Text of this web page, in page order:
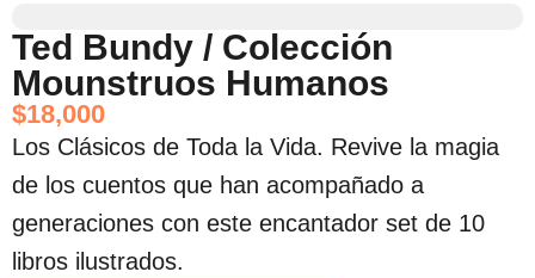
Ted Bundy / Colección
Mounstruos Humanos
$18,000
Los Clásicos de Toda la Vida. Revive la magia
de los cuentos que han acompañado a
generaciones con este encantador set de 10
libros ilustrados.